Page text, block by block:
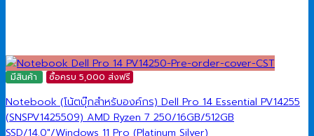
มีสินค้า ซื้อครบ 5,000 ส่งฟรี
Notebook (โน้ตบุ๊กสำหรับองค์กร) Dell Pro 14 Essential PV14255
(SNSPV1425509) AMD Ryzen 7 250/16GB/512GB
SSD/14.0″/Windows 11 Pro (Platinum Silver)